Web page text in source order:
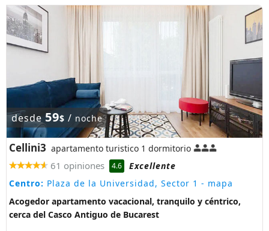
desde 59$ / noche
Cellini3 apartamento turistico 1 dormitorio
61 opiniones 4.6
Excellente
Centro: Plaza de la Universidad, Sector 1 - mapa
Acogedor apartamento vacacional, tranquilo y céntrico,
cerca del Casco Antiguo de Bucarest